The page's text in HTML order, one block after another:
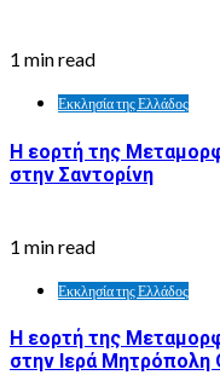
1 min read
Εκκλησία της Ελλάδος
Η εορτή της
στην Σαντορίνη
1 min read
Εκκλησία της Ελλάδος
Η εορτή της
στην Ιερά Μητρόπολη